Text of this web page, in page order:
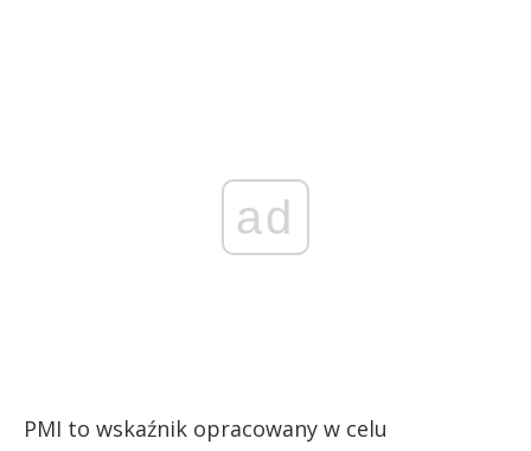
ad
PMI to wskaźnik opracowany w celu